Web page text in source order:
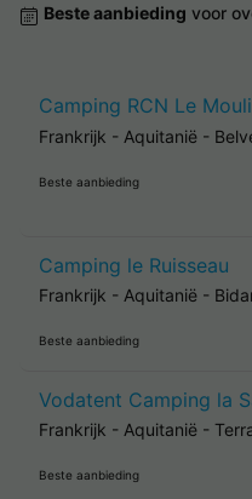
Beste aanbieding voor
Camping RCN Le
Frankrijk - Aquitanië -
Beste aanbieding
Camping le Ruisseau
Frankrijk - Aquitanië -
Beste aanbieding
Vodatent Camping la
Frankrijk - Aquitanië -
Beste aanbieding